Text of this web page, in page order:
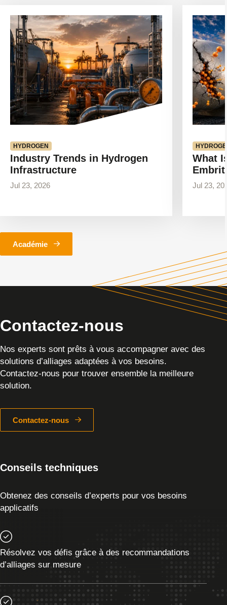
Voir
l'article
HYDROGEN
Industry Trends in Hydrogen
Infrastructure
Jul 23, 2026
Voir
l'article
What
Jul 23,
Académie
Contactez-nous
Nos experts sont prêts à vous accompagner avec des
solutions d’alliages adaptées à vos besoins.
Contactez-nous pour trouver ensemble la meilleure
solution.
Contactez-nous
Conseils techniques
Obtenez des conseils d’experts pour vos besoins
applicatifs
Résolvez vos défis grâce à des recommandations
d’alliages sur mesure